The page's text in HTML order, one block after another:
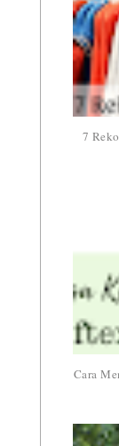
7
Cara